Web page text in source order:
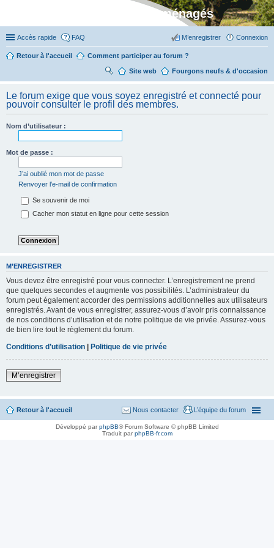
Stylevan - Vans aménagés
Accès rapide FAQ Connexion
M’enregistrer
Retour à l'accueil Comment participer au forum ?
Fourgons neufs & d'occasion
Site web
R
her
ch
er
Le forum exige que vous soyez enregistré et connecté pour
pouvoir consulter le profil des membres.
Nom d’utilisateur :
Mot de passe :
J’ai oublié mon mot de passe
Renvoyer l’e-mail de confirmation
Se souvenir de moi
Cacher mon statut en ligne pour cette session
M’ENREGISTRER
Vous devez être enregistré pour vous connecter. L’enregistrement ne prend
que quelques secondes et augmente vos possibilités. L’administrateur du
forum peut également accorder des permissions additionnelles aux utilisateurs
enregistrés. Avant de vous enregistrer, assurez-vous d’avoir pris connaissance
de nos conditions d’utilisation et de notre politique de vie privée. Assurez-vous
de bien lire tout le règlement du forum.
Conditions d’utilisation | Politique de vie privée
M’enregistrer
Retour à l'accueil L’équipe du forum
Nous contacter
Développé parphpBB® Forum Software © phpBB Limited
Traduit parphpBB-fr.com